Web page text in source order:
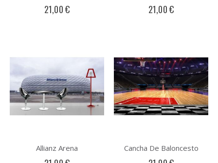
21,00 € 21,00 €
Allianz Arena Cancha De Baloncesto